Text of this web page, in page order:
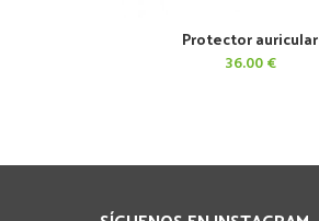
AÑADIR AL CARRITO
Protector auricular
36.00€